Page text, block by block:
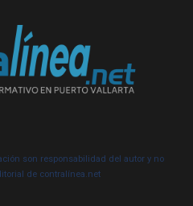
son responsabilidad del autor y no
de contralínea.net